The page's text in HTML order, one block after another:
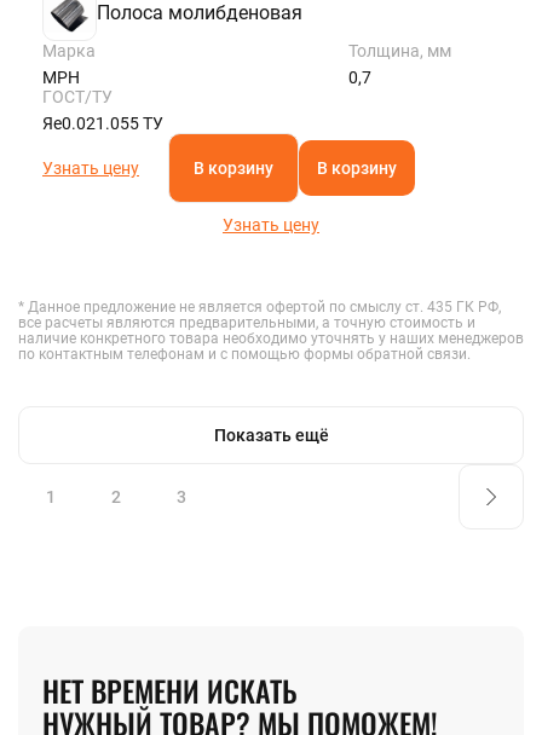
Полоса молибденовая
Марка
МРН
Толщина, мм
0,7
ГОСТ/ТУ
Яе0.021.055 ТУ
Узнать цену В корзину В корзину
Узнать цену
* Данное предложение не является офертой по смыслу ст. 435 ГК РФ,
все расчеты являются предварительными, а точную стоимость и
наличие конкретного товара необходимо уточнять у наших менеджеров
по контактным телефонам и с помощью формы обратной связи.
Показать ещё
1 2 3
НЕТ ВРЕМЕНИ ИСКАТЬ
НУЖНЫЙ ТОВАР? МЫ ПОМОЖЕМ!